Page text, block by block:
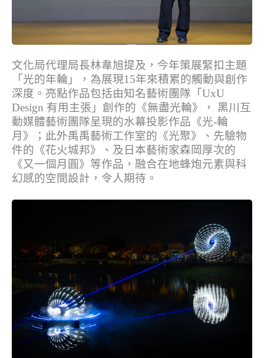
文化局代理局長林韋旭提及，今年策展緊扣主題
「光的年輪」，為展現15年來積累的觸動與創作
深度。亮點作品包括由知名藝術團隊「UxU
Design 有用主張」創作的《無盡光輪》， 黑川互
動媒體藝術團隊呈現的水幕投影作品《光-輪
月》；此外禹禹藝術工作室的《光聚》、先驗物
件的《花火城邦》、及日本藝術家森岡厚次的
《又一個月圓》等作品，融合在地蜂炮元素與科
幻感的空間設計，令人期待。